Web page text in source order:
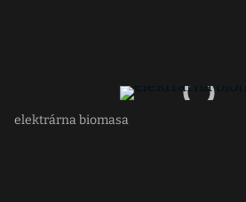
elektrárna biomasa